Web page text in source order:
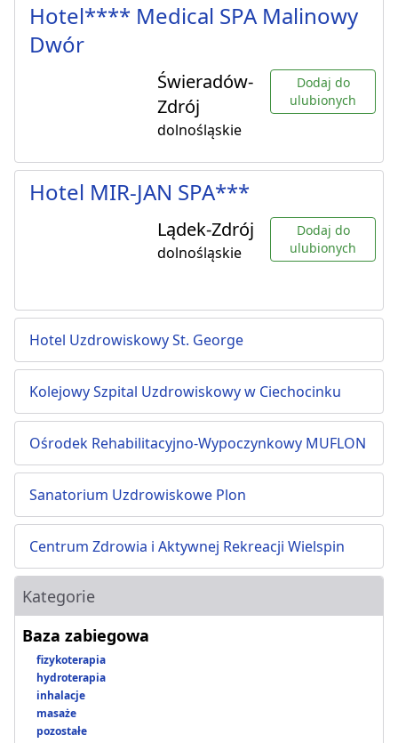
Hotel**** Medical SPA Malinowy
Dwór
Świeradów-
Zdrój
dolnośląskie
Dodaj do
ulubionych
Hotel MIR-JAN SPA***
Lądek-Zdrój
dolnośląskie
Dodaj do
ulubionych
Hotel Uzdrowiskowy St. George
Kolejowy Szpital Uzdrowiskowy w Ciechocinku
Ośrodek Rehabilitacyjno-Wypoczynkowy MUFLON
Sanatorium Uzdrowiskowe Plon
Centrum Zdrowia i Aktywnej Rekreacji Wielspin
Kategorie
Baza zabiegowa
fizykoterapia
hydroterapia
inhalacje
masaże
pozostałe